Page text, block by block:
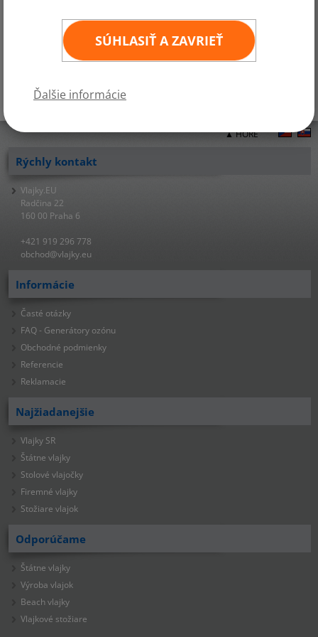
SÚHLASIŤ A ZAVRIEŤ
Ďalšie informácie
ho môžete aj telefonicky, e-mailom alebo navštívte náš kamenný
obchod v Prahe.
▲ HORE
Rýchly kontakt
Vlajky.EU
Radčina 22
160 00 Praha 6
+421 919 296 778
obchod@vlajky.eu
Informácie
Časté otázky
FAQ - Generátory ozónu
Obchodné podmienky
Referencie
Reklamacie
Najžiadanejšie
Vlajky SR
Štátne vlajky
Stolové vlajočky
Firemné vlajky
Stožiare vlajok
Odporúčame
Štátne vlajky
Výroba vlajok
Beach vlajky
Vlajkové stožiare